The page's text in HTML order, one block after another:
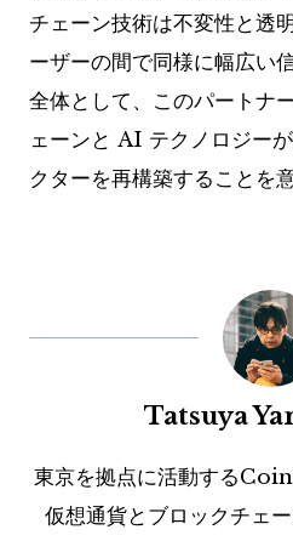
チェーン技術は不変性と透
ーザーの間で同様に幅広い
全体として、このパートナ
ェーンと AI テクノロジー
クターを再構築することを
Tatsuya
東京を拠点に活動する
仮想通貨とブロックチェ